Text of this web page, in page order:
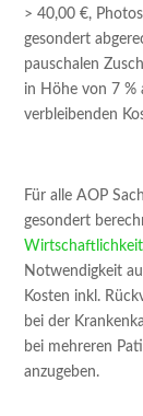
> 40,00 €,
gesondert
pauschalen
in Höhe von 7 %
verbleibenden
Für alle AOP
gesondert
Notwendigkeit
Kosten inkl.
bei der
bei mehreren
anzugeben.